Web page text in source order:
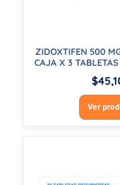
ZIDOXTIFEN 500
CAJA X 3
$
Ver